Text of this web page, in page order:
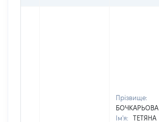
Прізвище:
БОЧКАРЬОВА
Ім'я:
ТЕТЯНА